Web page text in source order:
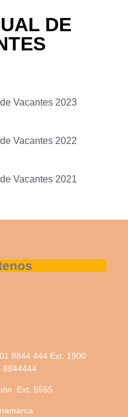
DE
Vacantes 2023
Vacantes 2022
Vacantes 2021
8844 444 Ext. 1900
8844444
Ext. 5555